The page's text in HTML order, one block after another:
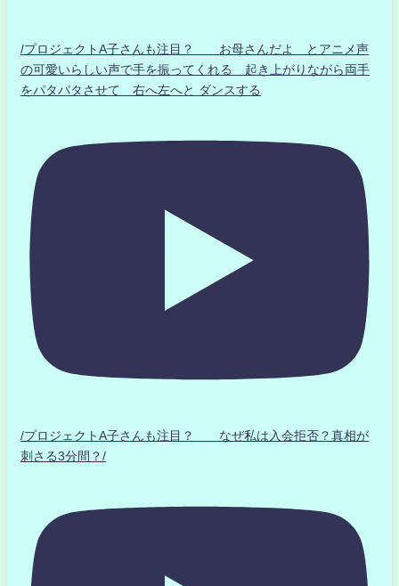
/プロジェクトA子さんも注目？ お母さんだよ とアニメ声
の可愛いらしい声で手を振ってくれる 起き上がりながら両手
をパタパタさせて 右へ左へと ダンスする
/プロジェクトA子さんも注目？ なぜ私は入会拒否？真相が
刺さる3分間？/